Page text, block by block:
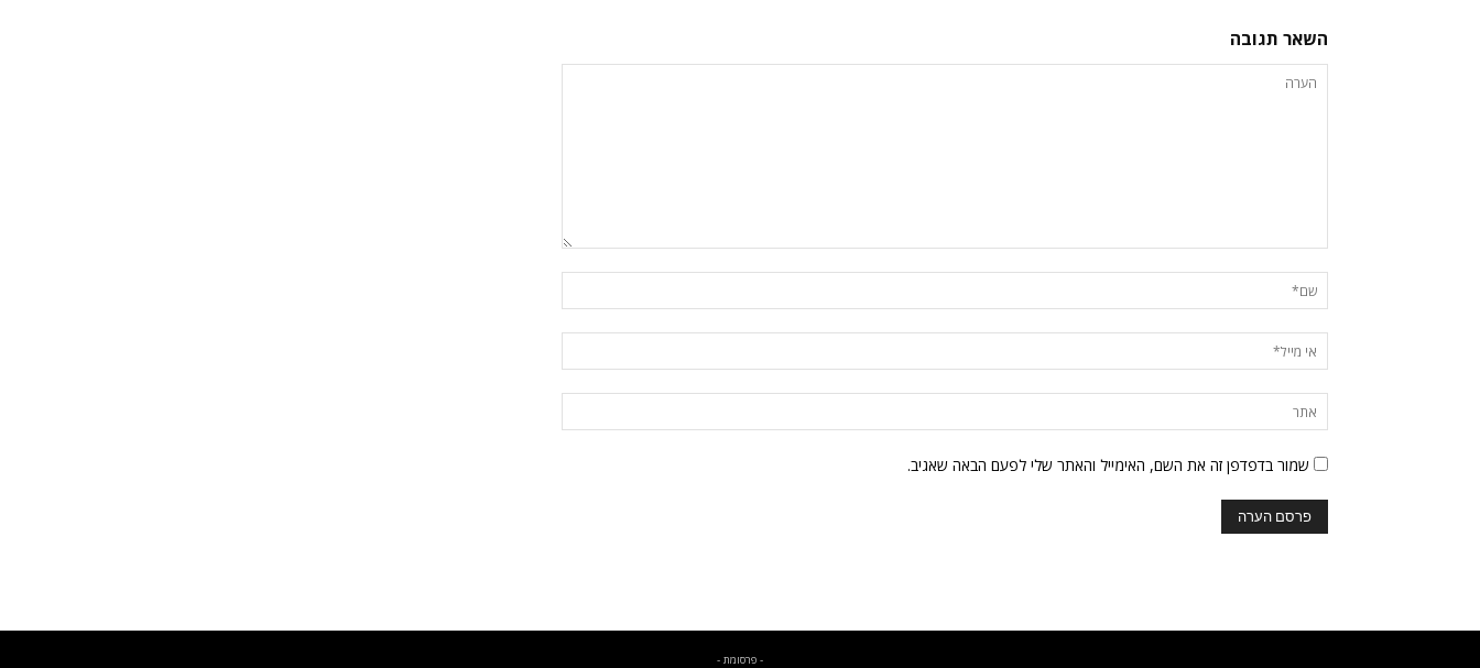
השאר תגובה
שמור בדפדפן זה את השם, האימייל והאתר שלי לפעם הבאה שאגיב.
- פרסומת -